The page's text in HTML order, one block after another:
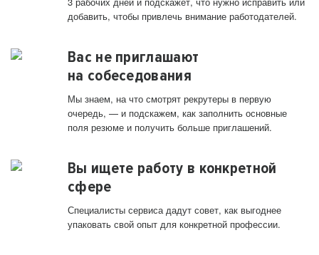
добавить, чтобы привлечь внимание работодателей.
Вас не приглашают
на собеседования
Мы знаем, на что смотрят рекрутеры в первую
очередь, — и подскажем, как заполнить основные
поля резюме и получить больше приглашений.
Вы ищете работу в конкретной
сфере
Специалисты сервиса дадут совет, как выгоднее
упаковать свой опыт для конкретной профессии.